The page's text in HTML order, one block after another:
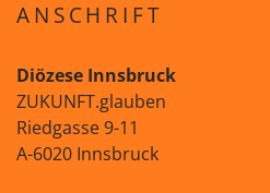
ANSCHRIFT
Diözese Innsbruck
ZUKUNFT.glauben
Riedgasse 9-11
A-6020 Innsbruck